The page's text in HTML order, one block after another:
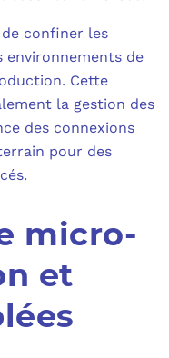
confiner les
environnements de
Cette
la gestion des
des connexions
pour des
micro-
et